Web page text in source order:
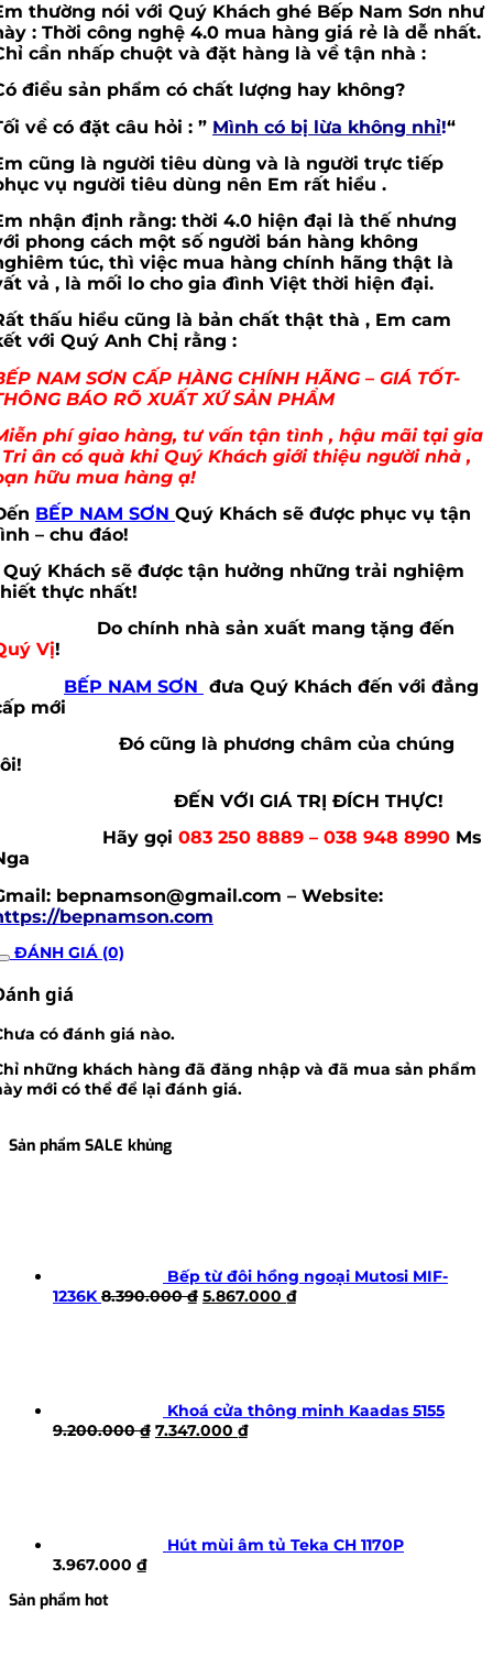
thường nói với Quý Khách ghé Bếp Nam Sơn như
: Thời công nghệ 4.0 mua hàng giá rẻ là dễ nhất.
cần nhấp chuột và đặt hàng là về tận nhà :
điều sản phẩm có chất lượng hay không?
về có đặt câu hỏi : ” Mình có bị lừa không nhỉ!“
cũng là người tiêu dùng và là người trực tiếp
vụ người tiêu dùng nên Em rất hiểu .
nhận định rằng: thời 4.0 hiện đại là thế nhưng
phong cách một số người bán hàng không
túc, thì việc mua hàng chính hãng thật là
vả , là mối lo cho gia đình Việt thời hiện đại.
thấu hiểu cũng là bản chất thật thà , Em cam
với Quý Anh Chị rằng :
NAM SƠN CẤP HÀNG CHÍNH HÃNG – GIÁ TỐT-
BÁO RÕ XUẤT XỨ SẢN PHẨM
phí giao hàng, tư vấn tận tình , hậu mãi tại gia
Tri ân có quà khi Quý Khách giới thiệu người nhà ,
hữu mua hàng ạ!
BẾP NAM SƠN Quý Khách sẽ được phục vụ tận
– chu đáo!
Khách sẽ được tận hưởng những trải nghiệm
thực nhất!
chính nhà sản xuất mang tặng đến
Vị!
BẾP NAM SƠN đưa Quý Khách đến với đẳng
mới
cũng là phương châm của chúng
ĐẾN VỚI GIÁ TRỊ ĐÍCH THỰC!
gọi 083 250 8889 – 038 948 8990 Ms
bepnamson@gmail.com – Website:
bepnamson.com
ĐÁNH GIÁ (0)
giá
có đánh giá nào.
những khách hàng đã đăng nhập và đã mua sản phẩm
mới có thể để lại đánh giá.
Sản phẩm SALE khủng
Bếp từ đôi hồng ngoại Mutosi MIF-
1236K 8.390.000₫ Giá
5.867.000 ₫Giá
Khoá cửa thông minh Kaadas 5155
9.200.000₫ Giá
7.347.000 ₫Giá
Hút mùi âm tủ Teka CH 1170P
3.967.000 ₫
Sản phẩm hot